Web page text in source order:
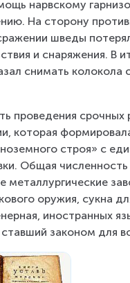
нарвскому
На сторону
шведы
и снаряжения. В
снимать колокола
проведения
которая
строя» с
Общая численность
оружия, сукна
иностранных
законом для